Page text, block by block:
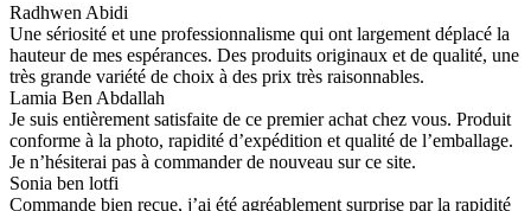
Radhwen Abidi
Une sériosité et une professionnalisme qui ont largement déplacé la
hauteur de mes espérances. Des produits originaux et de qualité, une
très grande variété de choix à des prix très raisonnables.
Lamia Ben Abdallah
Je suis entièrement satisfaite de ce premier achat chez vous. Produit
conforme à la photo, rapidité d’expédition et qualité de l’emballage.
Je n’hésiterai pas à commander de nouveau sur ce site.
Sonia ben lotfi
Commande bien reçue, j’ai été agréablement surprise par la rapidité